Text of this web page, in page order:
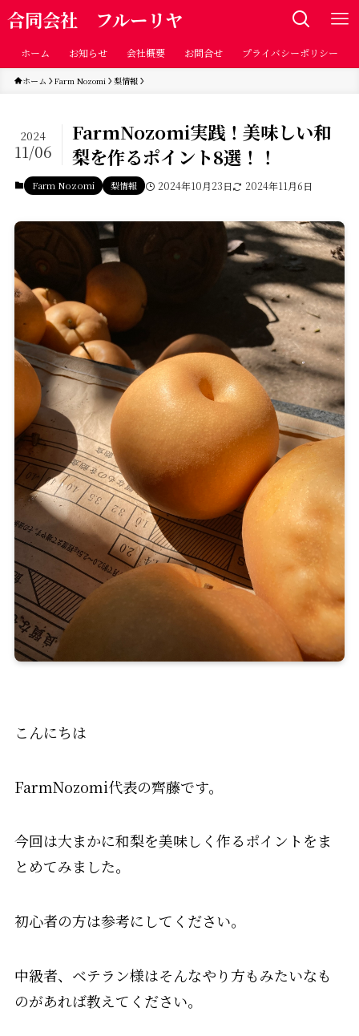
合同会社 フルーリヤ
ホーム お知らせ 会社概要 お問合せ プライバシーポリシー
ホーム Farm Nozomi 梨情報
FarmNozomi実践！美味しい和
梨を作るポイント8選！！
2024
11/06
Farm Nozomi 梨情報 2024年10月23日 2024年11月6日
こんにちは
FarmNozomi代表の齊藤です。
今回は大まかに和梨を美味しく作るポイントをま
とめてみました。
初心者の方は参考にしてください。
中級者、ベテラン様はそんなやり方もみたいなも
のがあれば教えてください。